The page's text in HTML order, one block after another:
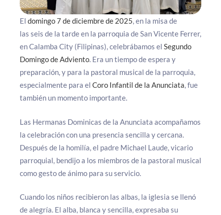
El domingo 7 de diciembre de 2025, en la misa de
las seis de la tarde en la parroquia de San Vicente Ferrer,
en Calamba City (Filipinas), celebrábamos el Segundo
Domingo de Adviento. Era un tiempo de espera y
preparación, y para la pastoral musical de la parroquia,
especialmente para el Coro Infantil de la Anunciata, fue
también un momento importante.
Las Hermanas Dominicas de la Anunciata acompañamos
la celebración con una presencia sencilla y cercana.
Después de la homilía, el padre Michael Laude, vicario
parroquial, bendijo a los miembros de la pastoral musical
como gesto de ánimo para su servicio.
Cuando los niños recibieron las albas, la iglesia se llenó
de alegría. El alba, blanca y sencilla, expresaba su